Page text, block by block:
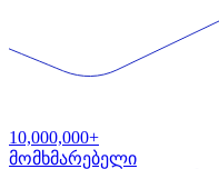
10,000,000+
მომხმარებელი